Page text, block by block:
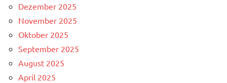
Dezember 2025
November 2025
Oktober 2025
September 2025
August 2025
April 2025